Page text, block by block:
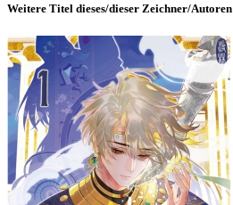
Weitere Titel dieses/dieser Zeichner/Autoren